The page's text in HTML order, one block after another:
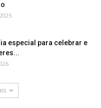
especial para celebrar e